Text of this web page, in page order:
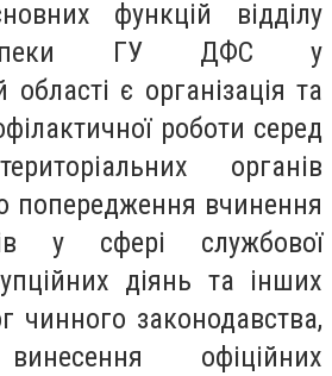
функцій відділу
ГУ ДФС у
області є організація та
роботи серед
органів
попередження вчинення
у сфері службової
діянь та інших
чинного законодавства,
офіційних